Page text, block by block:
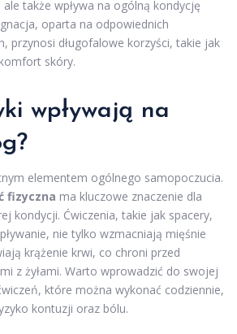
także wpływa na ogólną kondycję
oparta na odpowiednich
przynosi długofalowe korzyści, takie jak
skóry.
wpływają na
elementem ogólnego samopoczucia.
fizyczna ma kluczowe znaczenie dla
kondycji. Ćwiczenia, takie jak spacery,
nie tylko wzmacniają mięśnie
krążenie krwi, co chroni przed
z żyłami. Warto wprowadzić do swojej
które można wykonać codziennie,
kontuzji oraz bólu.